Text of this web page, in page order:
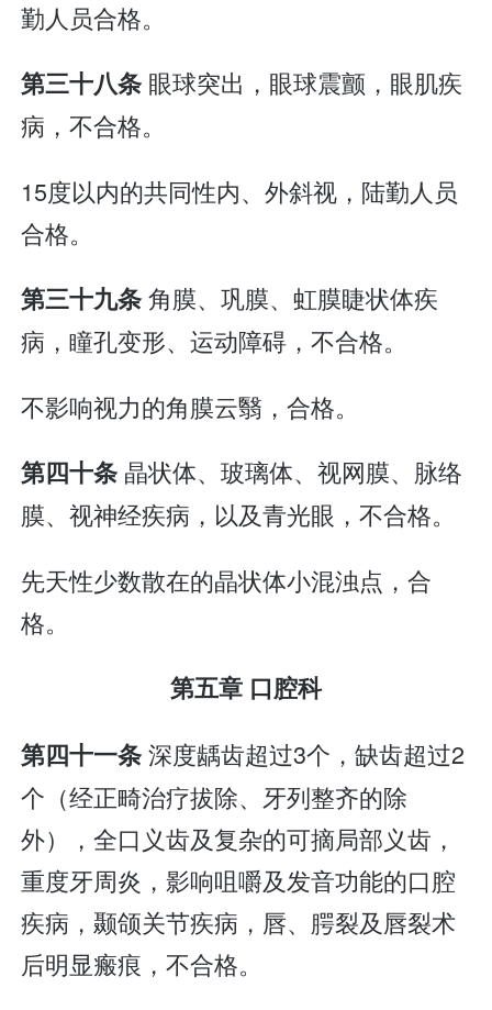
勤人员合格。
第三十八条 眼球突出，眼球震颤，眼肌疾
病，不合格。
15度以内的共同性内、外斜视，陆勤人员
合格。
第三十九条角膜、巩膜、虹膜睫状体疾
病，瞳孔变形、运动障碍，不合格。
不影响视力的角膜云翳，合格。
第四十条 晶状体、玻璃体、视网膜、脉络
膜、视神经疾病，以及青光眼，不合格。
先天性少数散在的晶状体小混浊点，合
格。
第五章 口腔科
第四十一条深度龋齿超过3个，缺齿超过2
个（经正畸治疗拔除、牙列整齐的除
外），全口义齿及复杂的可摘局部义齿，
重度牙周炎，影响咀嚼及发音功能的口腔
疾病，颞颌关节疾病，唇、腭裂及唇裂术
后明显瘢痕，不合格。